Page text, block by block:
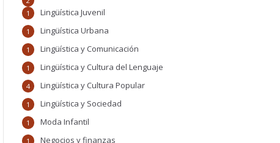
Lingüística Juvenil
1
Lingüística Urbana
1
Lingüística y Comunicación
1
Lingüística y Cultura del Lenguaje
1
Lingüística y Cultura Popular
4
Lingüística y Sociedad
1
Moda Infantil
1
Negocios y finanzas
1